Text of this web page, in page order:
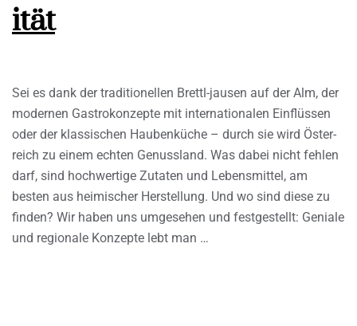
ität
Sei es dank der traditionellen Brettl-jausen auf der Alm, der
modernen Gastrokonzepte mit internationalen Einflüssen
oder der klassischen Haubenküche – durch sie wird Öster-
reich zu einem echten Genussland. Was dabei nicht fehlen
darf, sind hochwertige Zutaten und Lebensmittel, am
besten aus heimischer Herstellung. Und wo sind diese zu
finden? Wir haben uns umgesehen und festgestellt: Geniale
und regionale Konzepte lebt man …